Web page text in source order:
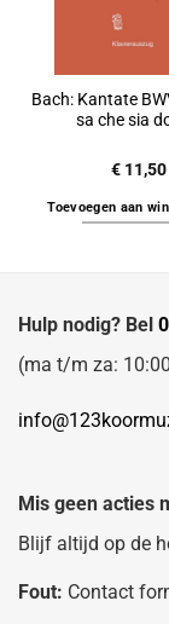
Bach: Kantate
sa che sia
€11,50
Toevoegen aan
Hulp nodig? Bel
(ma t/m za:
Mis geen acties
Blijf altijd op de
Fout: Contact